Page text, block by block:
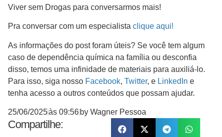
Viver sem Drogas para conversarmos mais!
Pra conversar com um especialista clique aqui!
As informações do post foram úteis? Se você tem algum
caso de dependência química na família ou desconfia
disso, temos uma infinidade de materiais para auxiliá-lo.
Para isso, siga nosso Facebook, Twitter, e LinkedIn e
tenha acesso a outros conteúdos que possam ajudar.
25/06/2025às 09:56 by Wagner Pessoa
Compartilhe: